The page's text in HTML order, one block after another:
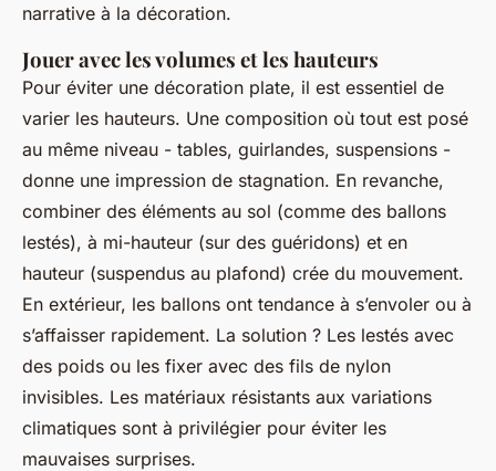
narrative à la décoration.
Jouer avec les volumes et les hauteurs
Pour éviter une décoration plate, il est essentiel de
varier les hauteurs. Une composition où tout est posé
au même niveau - tables, guirlandes, suspensions -
donne une impression de stagnation. En revanche,
combiner des éléments au sol (comme des ballons
lestés), à mi-hauteur (sur des guéridons) et en
hauteur (suspendus au plafond) crée du mouvement.
En extérieur, les ballons ont tendance à s’envoler ou à
s’affaisser rapidement. La solution ? Les lestés avec
des poids ou les fixer avec des fils de nylon
invisibles. Les matériaux résistants aux variations
climatiques sont à privilégier pour éviter les
mauvaises surprises.